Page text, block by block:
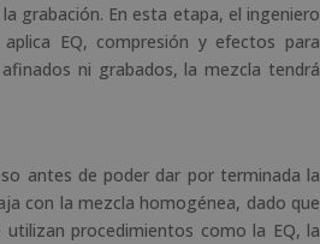
grabación. En esta etapa, el ingeniero
EQ, compresión y efectos para
ni grabados, la mezcla tendrá
antes de poder dar por terminada la
con la mezcla homogénea, dado que
procedimientos como la EQ, la